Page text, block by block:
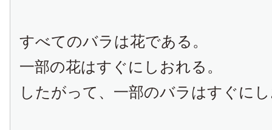
すべてのバラは花である。
一部の花はすぐにしおれる。
したがって、一部のバラはすぐに